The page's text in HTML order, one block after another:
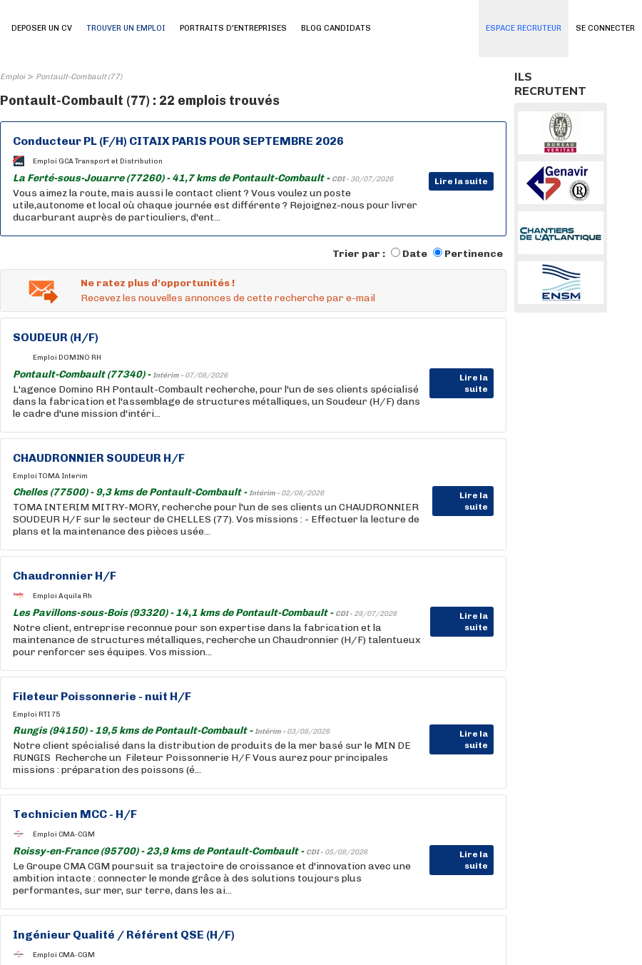
SE CONNECTER
DEPOSER UN CV TROUVER UN EMPLOI PORTRAITS D'ENTREPRISES BLOG CANDIDATS ESPACE RECRUTEUR
Emploi> Pontault-Combault (77)
Pontault-Combault (77) : 22 emplois trouvés
Conducteur PL (F/H) CITAIX PARIS POUR SEPTEMBRE 2026
Emploi GCA Transport et Distribution
La Ferté-sous-Jouarre (77260) - 41,7 kms de Pontault-Combault - CDI - 30/07/2026 Lire la suite
Vous aimez la route, mais aussi le contact client ? Vous voulez un poste
utile,autonome et local où chaque journée est différente ? Rejoignez-nous pour livrer
ducarburant auprès de particuliers, d'ent...
Trier par : Date Pertinence
Ne ratez plus d'opportunités !
Recevez les nouvelles annonces de cette recherche par e-mail
SOUDEUR (H/F)
Emploi DOMINO RH
Pontault-Combault (77340) -Intérim - 07/08/2026
Lire la
suite
L'agence Domino RH Pontault-Combault recherche, pour l'un de ses clients spécialisé
dans la fabrication et l'assemblage de structures métalliques, un Soudeur (H/F) dans
le cadre d'une mission d'intéri...
CHAUDRONNIER SOUDEUR H/F
Emploi TOMA Interim
Chelles (77500) - 9,3 kms de Pontault-Combault -Intérim - 02/08/2026
Lire la
suite
TOMA INTERIM MITRY-MORY, recherche pour l'un de ses clients un CHAUDRONNIER
SOUDEUR H/F sur le secteur de CHELLES (77). Vos missions : - Effectuer la lecture de
plans et la maintenance des pièces usée...
Chaudronnier H/F
Emploi Aquila Rh
Les Pavillons-sous-Bois (93320) - 14,1 kms de Pontault-Combault - CDI - 29/07/2026
Lire la
suite
Notre client, entreprise reconnue pour son expertise dans la fabrication et la
maintenance de structures métalliques, recherche un Chaudronnier (H/F) talentueux
pour renforcer ses équipes. Vos mission...
Fileteur Poissonnerie - nuit H/F
Emploi RTI 75
Rungis (94150) - 19,5 kms de Pontault-Combault -Intérim - 03/08/2026
Lire la
suite
Notre client spécialisé dans la distribution de produits de la mer basé sur le MIN DE
RUNGIS Recherche un Fileteur Poissonnerie H/F Vous aurez pour principales
missions : préparation des poissons (é...
Technicien MCC - H/F
Emploi CMA-CGM
Roissy-en-France (95700) - 23,9 kms de Pontault-Combault - CDI - 05/08/2026
Lire la
suite
Le Groupe CMA CGM poursuit sa trajectoire de croissance et d'innovation avec une
ambition intacte : connecter le monde grâce à des solutions toujours plus
performantes, sur mer, sur terre, dans les ai...
Ingénieur Qualité / Référent QSE (H/F)
Emploi CMA-CGM
ILS
RECRUTENT